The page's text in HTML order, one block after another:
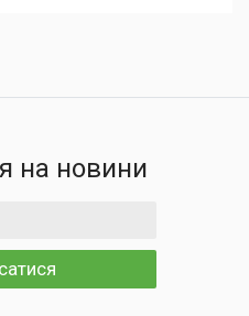
на новини